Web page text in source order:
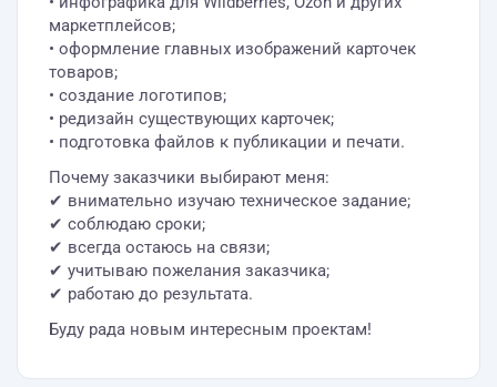
маркетплейсов;
• оформление главных изображений карточек
товаров;
• создание логотипов;
• редизайн существующих карточек;
• подготовка файлов к публикации и печати.
Почему заказчики выбирают меня:
✔ внимательно изучаю техническое задание;
✔ соблюдаю сроки;
✔ всегда остаюсь на связи;
✔ учитываю пожелания заказчика;
✔ работаю до результата.
Буду рада новым интересным проектам!